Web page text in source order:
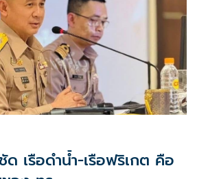
ด เรือดำน้ำ-เรือฟริเกต คือ